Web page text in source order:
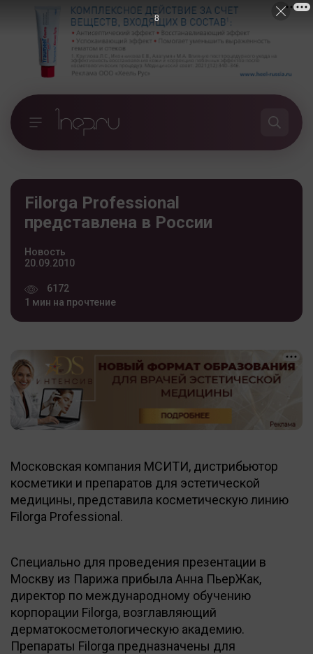
Filorga Professional
представлена в России
Новость
20.09.2010
6172
1 мин на прочтение
Московская компания МСИТИ, дистрибьютор
косметики и препаратов для эстетической
медицины, представила косметическую линию
Filorga Professional.
Специально для проведения презентации в
Москву из Парижа прибыла Анна ПьерЖак,
директор по международному обучению
корпорации Filorga, возглавляющий
дерматокосметологическую академию.
Препараты Filorga предназначены для
7